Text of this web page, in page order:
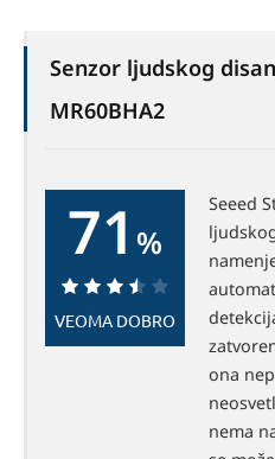
Senzor ljudskog
MR60BHA2
71 %
71%
VEOMA DOBRO
Seeed
ona
nema